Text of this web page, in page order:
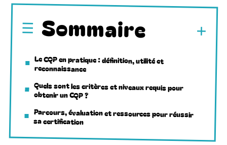
Sommaire
Le CQP en pratique : définition, utilité et
reconnaissance
Quels sont les critères et niveaux requis pour
obtenir un CQP ?
Parcours, évaluation et ressources pour réussir
sa certification